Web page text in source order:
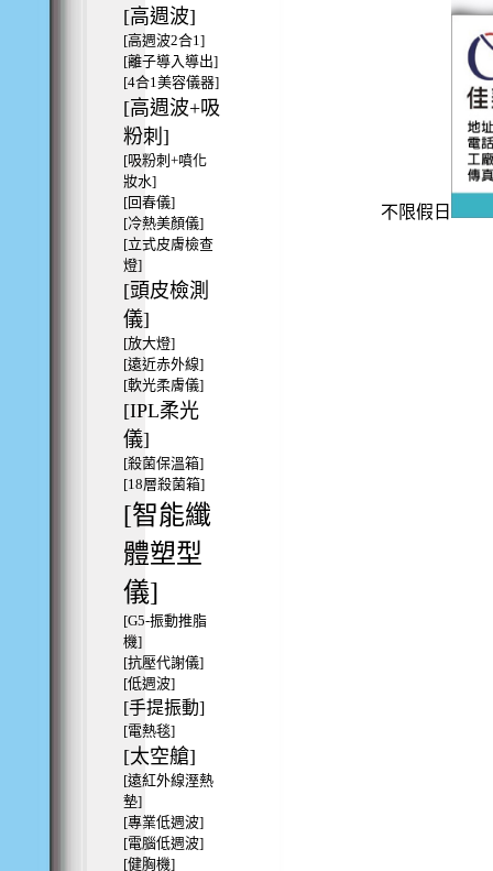
[高週波]
[高週波2合1]
[離子導入導出]
[4合1美容儀器]
[高週波+吸
粉刺]
[吸粉刺+噴化
妝水]
[回春儀]
[冷熱美顏儀]
[立式皮膚檢查
燈]
[頭皮檢測
儀]
[放大燈]
[遠近赤外線]
[軟光柔膚儀]
[IPL柔光
儀]
[殺菌保溫箱]
[18層殺菌箱]
[智能纖
體塑型
儀]
[G5-振動推脂
機]
[抗壓代謝儀]
[低週波]
[手提振動]
[電熱毯]
[太空艙]
[遠紅外線溼熱
墊]
[專業低週波]
[電腦低週波]
[健胸機]
不限假日